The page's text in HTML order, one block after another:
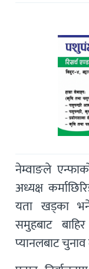
नेम्वाङले
अध्यक्ष
यता खड्का
समुहबाट
प्यानलबाट